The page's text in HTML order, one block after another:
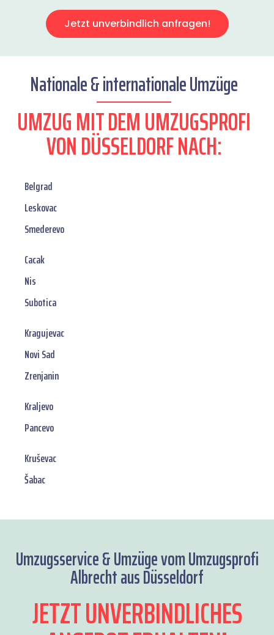
Jetzt unverbindlich anfragen!
Nationale & internationale Umzüge
UMZUG MIT DEM UMZUGSPROFI
VON DÜSSELDORF NACH:
Belgrad
Leskovac
Smederevo
Cacak
Nis
Subotica
Kragujevac
Novi Sad
Zrenjanin
Kraljevo
Pancevo
Kruševac
Šabac
Umzugsservice & Umzüge vom Umzugsprofi
Albrecht aus Düsseldorf
JETZT UNVERBINDLICHES